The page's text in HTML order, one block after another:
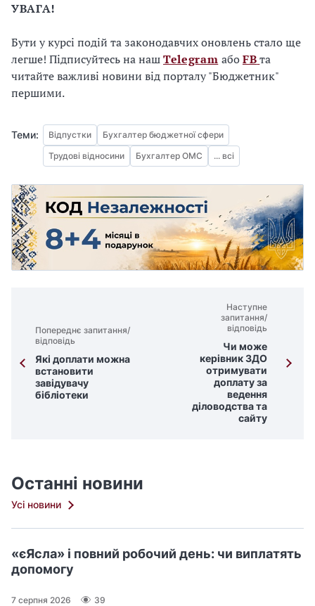
УВАГА!
Бути у курсі подій та законодавчих оновлень стало ще
легше! Підписуйтесь на нашTelegram абоFBта
читайте важливі новини від порталу "Бюджетник"
першими.
Теми: Відпустки
Бухгалтер бюджетної сфери
Трудові відносини
Бухгалтер ОМС ... всі
Попереднє запитання/
відповідь
Які доплати можна
встановити
завідувачу
бібліотеки
Наступне
запитання/
відповідь
Чи може
керівник ЗДО
отримувати
доплату за
ведення
діловодства та
сайту
Останні новини
Усі новини
«єЯсла» і повний робочий день: чи виплатять
допомогу
7 серпня 2026 39